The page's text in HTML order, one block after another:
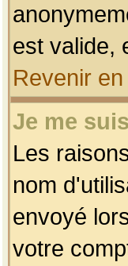
est valide,
Revenir
Je me
Les
nom
envoyé
votre